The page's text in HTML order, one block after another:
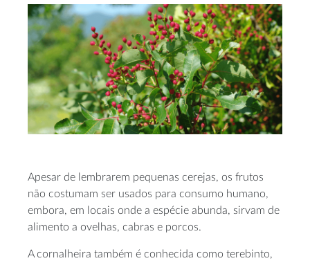
Apesar de lembrarem pequenas cerejas, os frutos
não costumam ser usados para consumo humano,
embora, em locais onde a espécie abunda, sirvam de
alimento a ovelhas, cabras e porcos.
A cornalheira também é conhecida como terebinto,